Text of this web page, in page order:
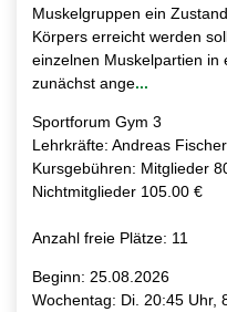
Muskelgruppen ein
Körpers erreicht werden
einzelnen Muskelpartien in
zunächst ange...
Sportforum Gym 3
Lehrkräfte: Andreas Fischer
Kursgebühren: Mitglieder
Nichtmitglieder 105.00 €
Anzahl freie Plätze: 11
Beginn: 25.08.2026
Wochentag: Di. 20:45 Uhr,